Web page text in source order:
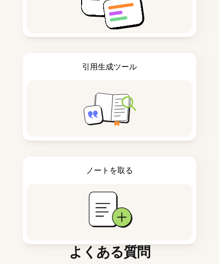
引用生成ツール
ノートを取る
よくある質問